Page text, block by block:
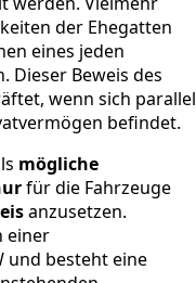
der Ehegatten
eines jeden
Dieser Beweis des
wenn sich parallel
befindet.
mögliche
für die Fahrzeuge
anzusetzen.
einer
und besteht eine